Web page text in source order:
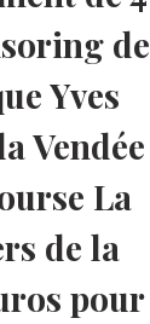
de
Yves
Vendée
La
de la
pour